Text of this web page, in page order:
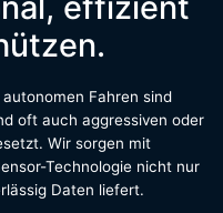
Fahren sind
oft auch aggressiven oder
Wir sorgen mit
Technologie nicht nur
Daten liefert.